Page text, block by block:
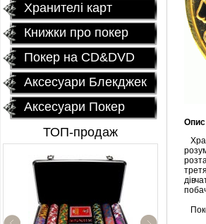
Хранителі карт
Книжки про покер
Покер на CD&DVD
Аксесуари Блекджек
Аксесуари Покер
ТОП-продаж